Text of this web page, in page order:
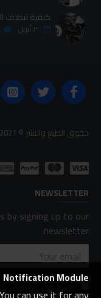
كيفية تنظيف
٣٠ أبريل
حقوق الطبع والنشر © 2021 جميع الحقوق محفوظة sabrystores.com. من تصميم-
NEWSLETTER
by signing up to our
newsletter.
لقد قرأت ووافقت
Notification Module